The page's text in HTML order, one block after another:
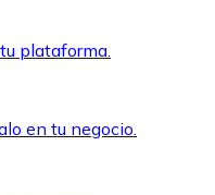
plataforma.
en tu negocio.